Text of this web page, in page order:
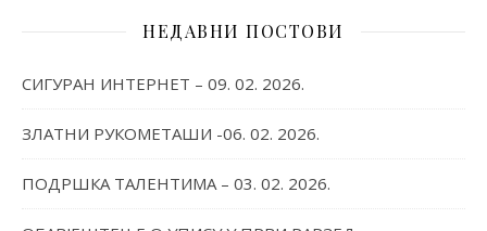
НЕДАВНИ ПОСТОВИ
СИГУРАН ИНТЕРНЕТ – 09. 02. 2026.
ЗЛАТНИ РУКОМЕТАШИ -06. 02. 2026.
ПОДРШКА ТАЛЕНТИМА – 03. 02. 2026.